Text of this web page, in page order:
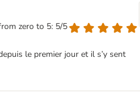
zero to 5: 5/5
le premier jour et il s’y sent